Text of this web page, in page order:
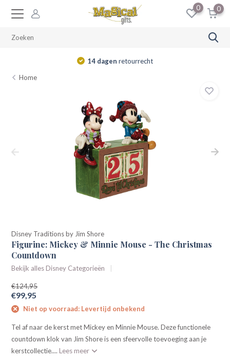
0 0
14 dagen retourrecht
Home
Disney Traditions by Jim Shore
Figurine: Mickey & Minnie Mouse - The Christmas
Countdown
Bekijk alles Disney Categorieën
€124,95
€99,95
Niet op voorraad: Levertijd onbekend
Tel af naar de kerst met Mickey en Minnie Mouse. Deze functionele
countdown klok van Jim Shore is een sfeervolle toevoeging aan je
kerstcollectie.... Lees meer